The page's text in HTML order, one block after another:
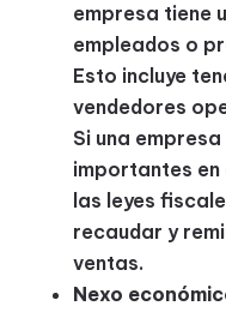
empresa tiene
empleados o
Esto incluye
vendedores
Si una
importantes
las leyes
recaudar y
ventas.
Nexo